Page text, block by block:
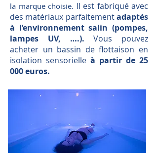
la marque choisie. Il est fabriqué avec
des matériaux parfaitementadaptés
à l’environnement salin (pompes,
lampes UV, ….).Vous pouvez
acheter un bassin de flottaison en
isolation sensorielle à partir de 25
000 euros.